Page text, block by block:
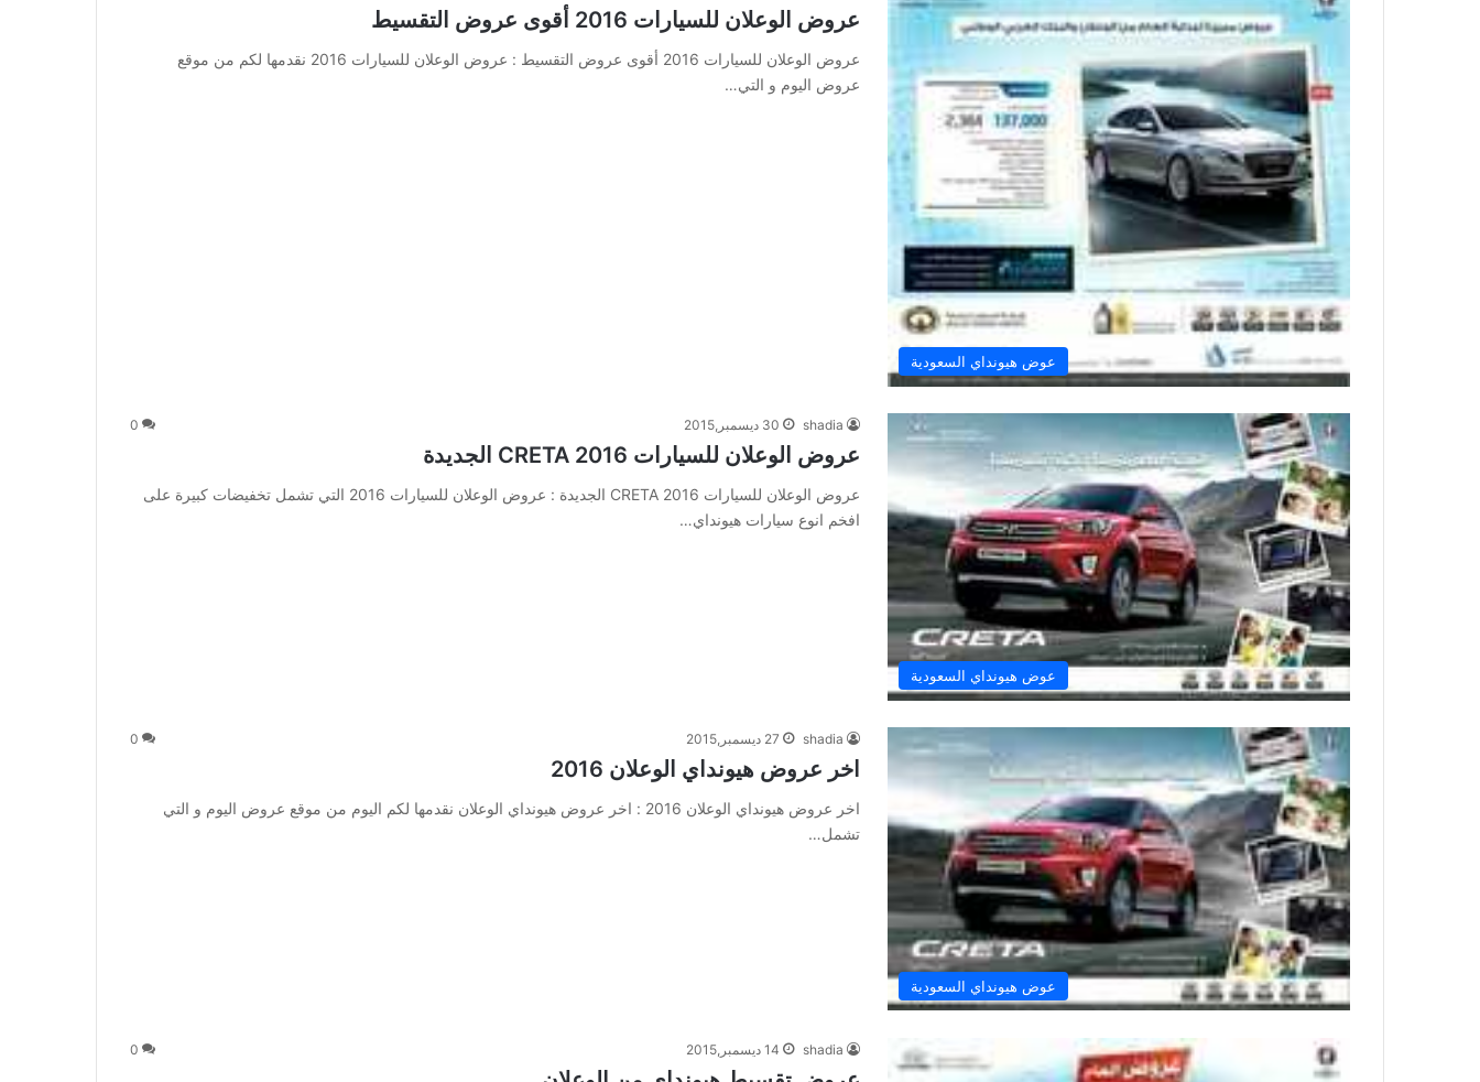
عوض هيونداي السعودية
عروض الوعلان للسيارات 2016 أقوى عروض التقسيط
عروض الوعلان للسيارات 2016 أقوى عروض التقسيط : عروض الوعلان للسيارات 2016 نقدمها لكم من موقع
عروض اليوم و التي…
عوض هيونداي السعودية
shadia 30 ديسمبر,2015 0
عروض الوعلان للسيارات 2016 CRETA الجديدة
عروض الوعلان للسيارات 2016 CRETA الجديدة : عروض الوعلان للسيارات 2016 التي تشمل تخفيضات كبيرة على
افخم انوع سيارات هيونداي…
عوض هيونداي السعودية
shadia 27 ديسمبر,2015 0
اخر عروض هيونداي الوعلان 2016
اخر عروض هيونداي الوعلان 2016 : اخر عروض هيونداي الوعلان نقدمها لكم اليوم من موقع عروض اليوم و التي
تشمل…
shadia 14 ديسمبر,2015 0